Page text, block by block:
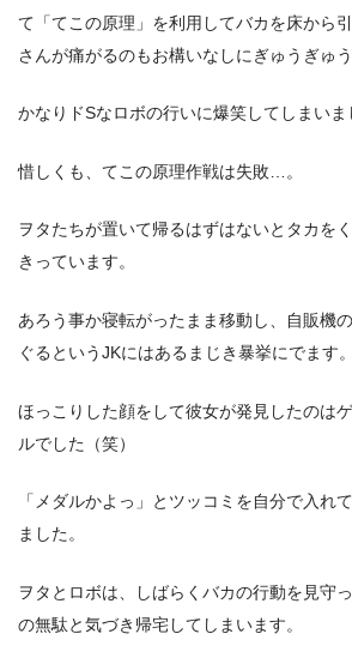
て「てこの原理」を利用してバカを床から
さんが痛がるのもお構いなしにぎゅうぎゅう
かなりドSなロボの行いに爆笑してしまいま
惜しくも、てこの原理作戦は失敗…。
ヲタたちが置いて帰るはずはないとタカを
きっています。
あろう事か寝転がったまま移動し、自販機
ぐるというJKにはあるまじき暴挙にでます。
ほっこりした顔をして彼女が発見したのは
ルでした（笑）
「メダルかよっ」とツッコミを自分で入れ
ました。
ヲタとロボは、しばらくバカの行動を見守
の無駄と気づき帰宅してしまいます。